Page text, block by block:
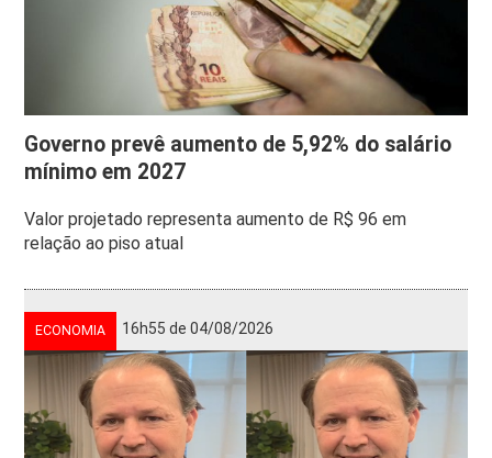
Governo prevê aumento de 5,92% do salário
mínimo em 2027
Valor projetado representa aumento de R$ 96 em
relação ao piso atual
ECONOMIA 16h55 de 04/08/2026